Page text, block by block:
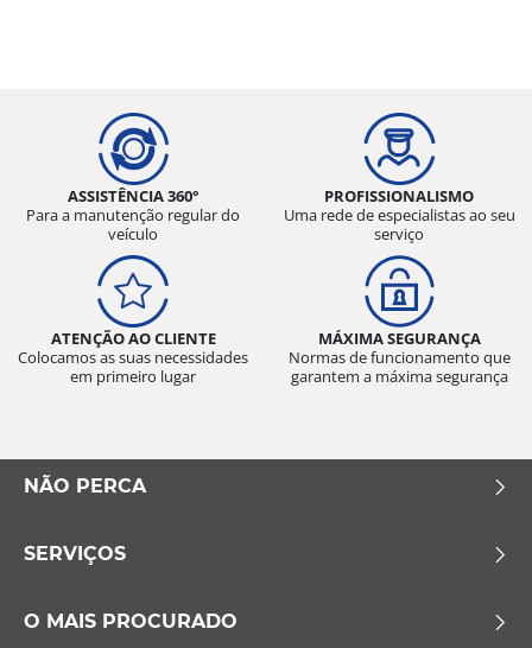
ASSISTÊNCIA 360°
Para a manutenção regular do
veículo
PROFISSIONALISMO
Uma rede de especialistas ao seu
serviço
ATENÇÃO AO CLIENTE
Colocamos as suas necessidades
em primeiro lugar
MÁXIMA SEGURANÇA
Normas de funcionamento que
garantem a máxima segurança
NÃO PERCA
SERVIÇOS
O MAIS PROCURADO